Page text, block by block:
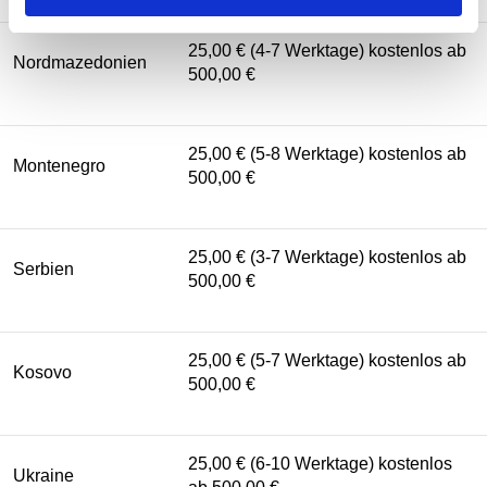
Nordmazedonien
25,00 € (4-7 Werktage) kostenlos ab
500,00 €
Montenegro
25,00 € (5-8 Werktage) kostenlos ab
500,00 €
Serbien
25,00 € (3-7 Werktage) kostenlos ab
500,00 €
Kosovo
25,00 € (5-7 Werktage) kostenlos ab
500,00 €
Ukraine
25,00 € (6-10 Werktage) kostenlos